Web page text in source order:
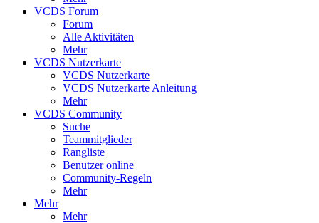
VCDS Forum
Forum
Alle Aktivitäten
Mehr
VCDS Nutzerkarte
VCDS Nutzerkarte
VCDS Nutzerkarte Anleitung
Mehr
VCDS Community
Suche
Teammitglieder
Rangliste
Benutzer online
Community-Regeln
Mehr
Mehr
Mehr